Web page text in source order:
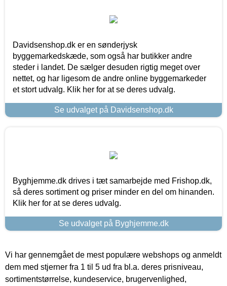
Davidsenshop.dk er en sønderjysk
byggemarkedskæde, som også har butikker andre
steder i landet. De sælger desuden rigtig meget over
nettet, og har ligesom de andre online byggemarkeder
et stort udvalg. Klik her for at se deres udvalg.
Se udvalget på Davidsenshop.dk
Byghjemme.dk drives i tæt samarbejde med Frishop.dk,
så deres sortiment og priser minder en del om hinanden.
Klik her for at se deres udvalg.
Se udvalget på Byghjemme.dk
Vi har gennemgået de mest populære webshops og anmeldt
dem med stjerner fra 1 til 5 ud fra bl.a. deres prisniveau,
sortimentstørrelse, kundeservice, brugervenlighed,